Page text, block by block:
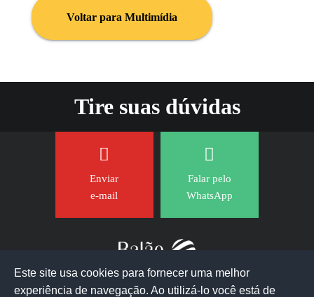
Voltar para Multimídia
Tire suas dúvidas
Enviar
e-mail
Falar pelo
WhatsApp
Este site usa cookies para fornecer uma melhor
experiência de navegação. Ao utilizá-lo você está de